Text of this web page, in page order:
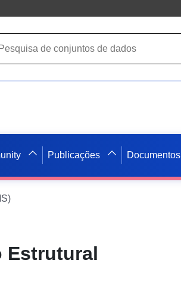
Publicações Documentos
Estrutural